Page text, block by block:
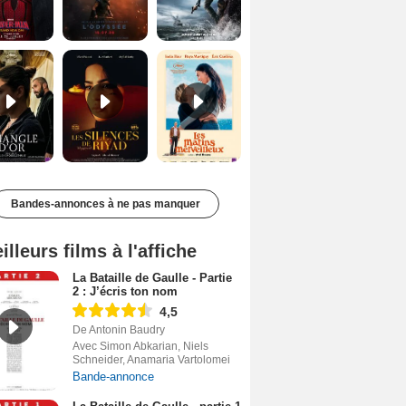
Les Silences de Riyad Bande-annonce VO STFR Les Matins merveilleux Bande-annonce VF
Bandes-annonces à ne pas manquer
films à l'affiche
La Bataille de Gaulle - Partie
2 : J’écris ton nom
4,5
De Antonin Baudry
Avec Simon Abkarian, Niels
Schneider, Anamaria Vartolomei
Bande-annonce